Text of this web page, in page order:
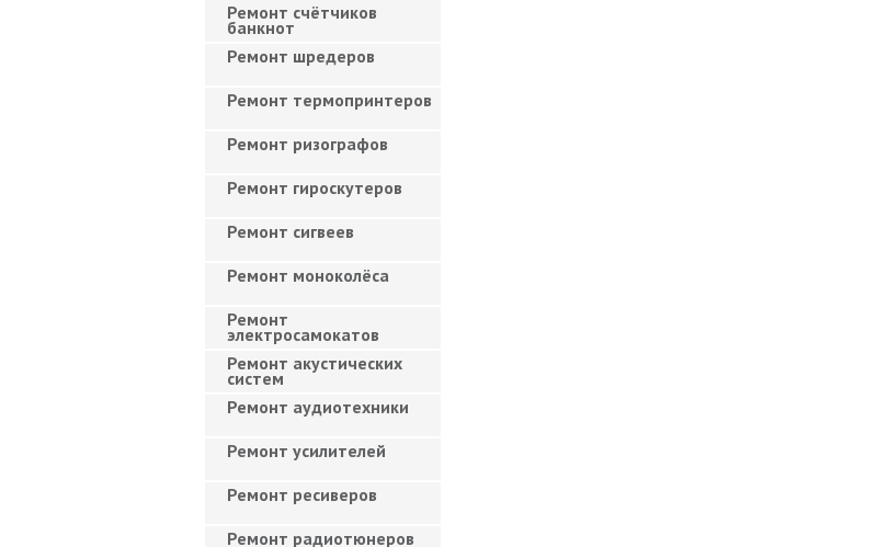
Ремонт счётчиков
банкнот
Ремонт шредеров
Ремонт термопринтеров
Ремонт ризографов
Ремонт гироскутеров
Ремонт сигвеев
Ремонт моноколёса
Ремонт
электросамокатов
Ремонт акустических
систем
Ремонт аудиотехники
Ремонт усилителей
Ремонт ресиверов
Ремонт радиотюнеров